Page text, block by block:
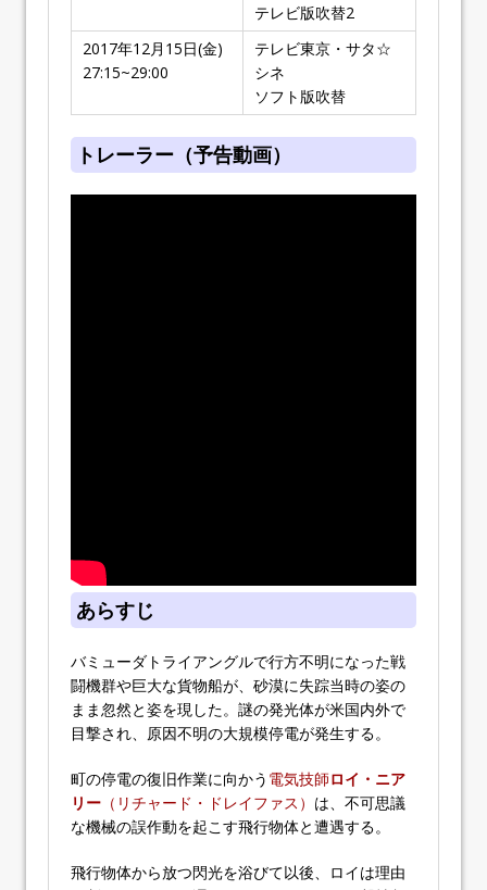
テレビ版吹替2
2017年12月15日(金)
27:15~29:00
テレビ東京・サタ☆
シネ
ソフト版吹替
トレーラー（予告動画）
あらすじ
バミューダトライアングルで行方不明になった戦
闘機群や巨大な貨物船が、砂漠に失踪当時の姿の
まま忽然と姿を現した。謎の発光体が米国内外で
目撃され、原因不明の大規模停電が発生する。
町の停電の復旧作業に向かう 電気技師ロイ・ニア
リー （リチャード・ドレイファス） は、不可思議
な機械の誤作動を起こす飛行物体と遭遇する。
飛行物体から放つ閃光を浴びて以後、ロイは理由